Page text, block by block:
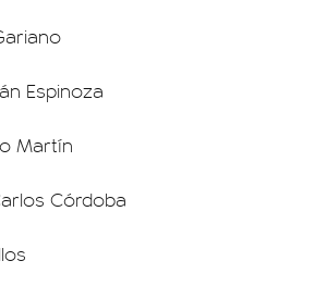
Espinoza
Martín
Córdoba